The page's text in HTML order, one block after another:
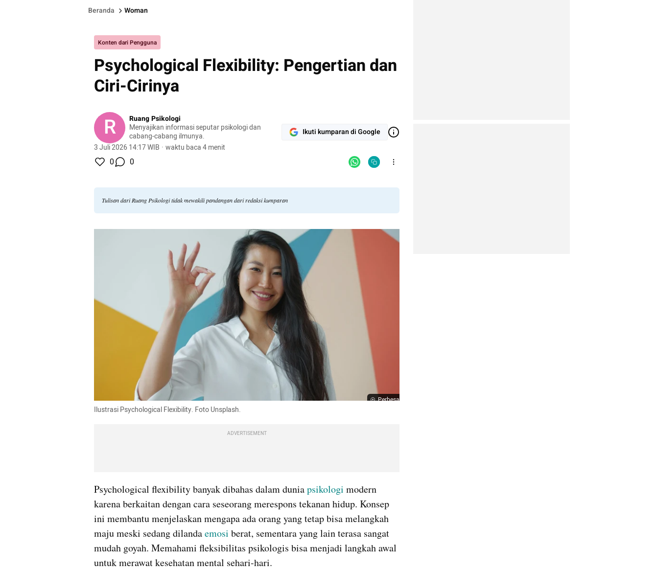
Beranda Woman
Konten dari Pengguna
Psychological Flexibility: Pengertian dan
Ciri-Cirinya
R
Ruang Psikologi
Menyajikan informasi seputar psikologi dan
cabang-cabang ilmunya.
3 Juli 2026 14:17 WIB · waktu baca 4 menit
Ikuti kumparan di Google
0 0
Tulisan dari Ruang Psikologi tidak mewakili pandangan dari redaksi kumparan
Perbesar
Ilustrasi Psychological Flexibility. Foto Unsplash.
ADVERTISEMENT
Psychological flexibility banyak dibahas dalam dunia psikologi modern
karena berkaitan dengan cara seseorang merespons tekanan hidup. Konsep
ini membantu menjelaskan mengapa ada orang yang tetap bisa melangkah
maju meski sedang dilanda emosi berat, sementara yang lain terasa sangat
mudah goyah. Memahami fleksibilitas psikologis bisa menjadi langkah awal
untuk merawat kesehatan mental sehari-hari.